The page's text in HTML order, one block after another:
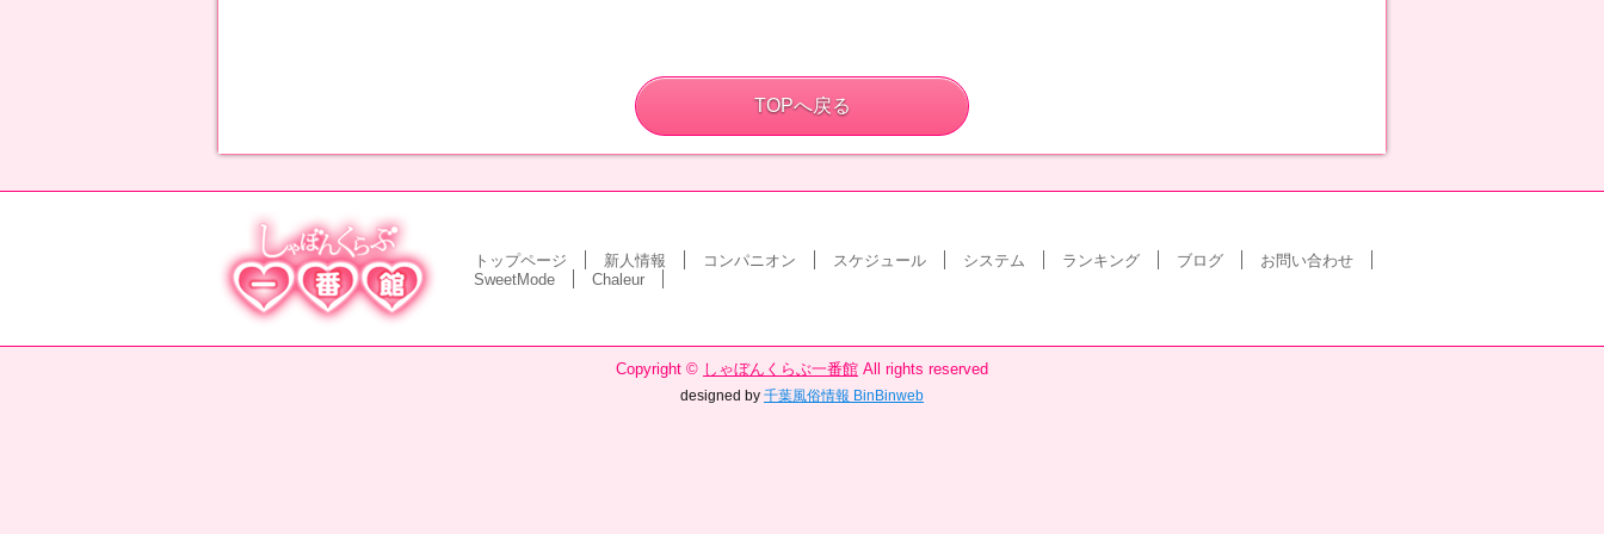
TOPへ戻る
トップページ 新人情報 コンパニオン スケジュール システム ランキング ブログ
お問い合わせ
SweetMode
Chaleur
Copyright © しゃぼんくらぶ一番館 All rights reserved
designed by 千葉風俗情報 BinBinweb